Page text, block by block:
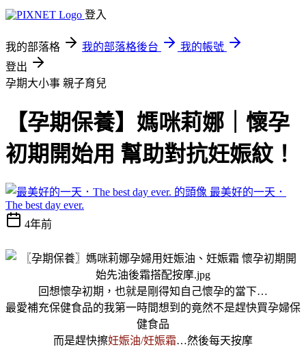
登入
我的部落格 我的部落格後台
我的帳號
登出
孕期大小事 親子育兒
【孕期保養】媽咪莉娜｜懷孕
初期開始用 幫助對抗妊娠紋！
最美好的一天．
The best day ever.
4年前
回想懷孕初期，也就是剛得知自己懷孕的當下…
最愛補充保健食品的我第一時間想到的竟然不是趕快買孕婦保
健食品
而是趕快擦妊娠油/妊娠霜…然後每天按摩